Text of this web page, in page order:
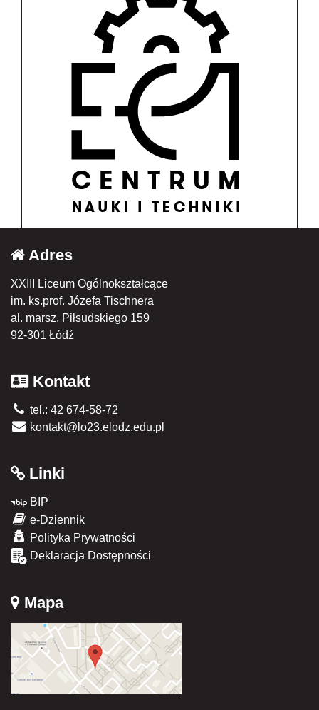
Adres
XXIII Liceum Ogólnokształcące
im. ks.prof. Józefa Tischnera
al. marsz. Piłsudskiego 159
92-301 Łódź
Kontakt
tel.: 42 674-58-72
kontakt@lo23.elodz.edu.pl
Linki
BIP
e-Dziennik
Polityka Prywatności
Deklaracja Dostępności
Mapa